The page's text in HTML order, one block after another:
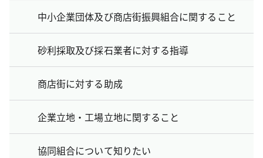
中小企業団体及び商店街振興組合に関すること
砂利採取及び採石業者に対する指導
商店街に対する助成
企業立地・工場立地に関すること
協同組合について知りたい